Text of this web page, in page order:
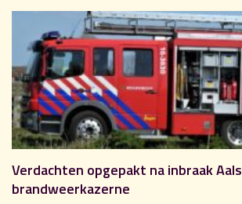
Verdachten opgepakt na inbraak
brandweerkazerne